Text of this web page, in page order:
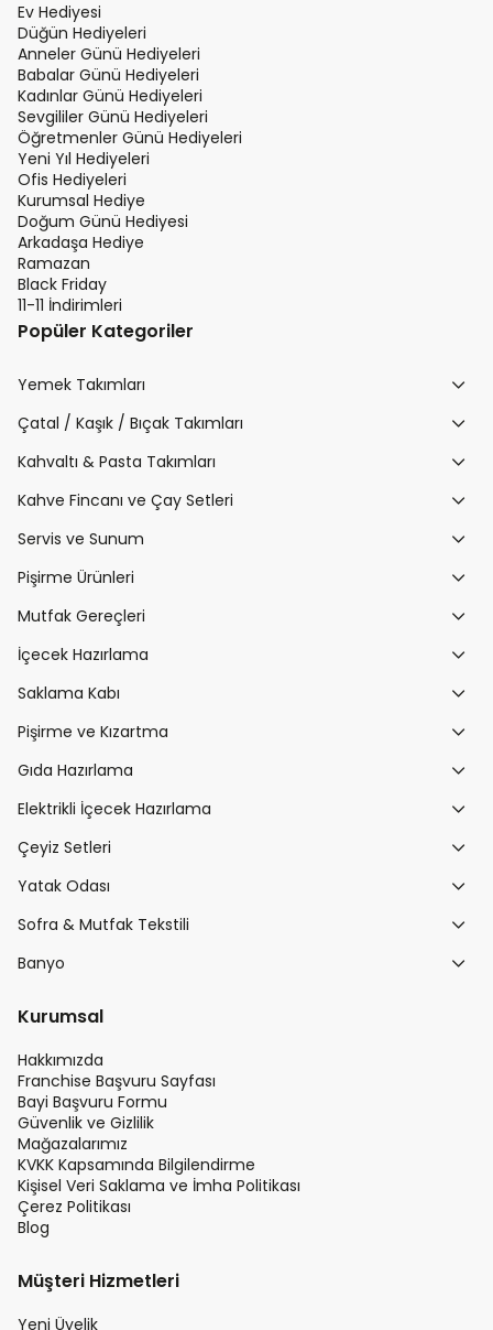
Ev Hediyesi
Düğün Hediyeleri
Anneler Günü Hediyeleri
Babalar Günü Hediyeleri
Kadınlar Günü Hediyeleri
Sevgililer Günü Hediyeleri
Öğretmenler Günü Hediyeleri
Yeni Yıl Hediyeleri
Ofis Hediyeleri
Kurumsal Hediye
Doğum Günü Hediyesi
Arkadaşa Hediye
Ramazan
Black Friday
11-11 İndirimleri
Popüler Kategoriler
Yemek Takımları
Çatal / Kaşık / Bıçak Takımları
Kahvaltı & Pasta Takımları
Kahve Fincanı ve Çay Setleri
Servis ve Sunum
Pişirme Ürünleri
Mutfak Gereçleri
İçecek Hazırlama
Saklama Kabı
Pişirme ve Kızartma
Gıda Hazırlama
Elektrikli İçecek Hazırlama
Çeyiz Setleri
Yatak Odası
Sofra & Mutfak Tekstili
Banyo
Kurumsal
Hakkımızda
Franchise Başvuru Sayfası
Bayi Başvuru Formu
Güvenlik ve Gizlilik
Mağazalarımız
KVKK Kapsamında Bilgilendirme
Kişisel Veri Saklama ve İmha Politikası
Çerez Politikası
Blog
Müşteri Hizmetleri
Yeni Üyelik